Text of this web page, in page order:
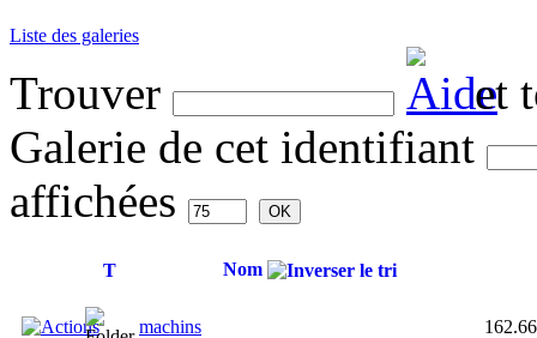
Liste des galeries
Trouver
et
Galerie de cet identifiant
affichées
T Nom
machins